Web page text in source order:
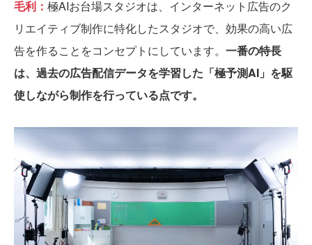
毛利： 極AIお台場スタジオは、インターネット広告のク
リエイティブ制作に特化したスタジオで、効果の高い広
告を作ることをコンセプトにしています。 一番の特長
は、過去の広告配信データを学習した「極予測AI」を駆
使しながら制作を行っている点です。